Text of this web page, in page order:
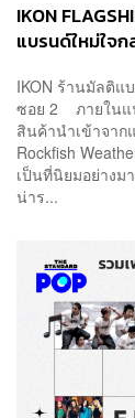
IKON
แบรนด์ใหม่ใจ
IKON ร้านมัลติแ
ซอย 2 ภายในแ
สินค้านำเข้าจา
Rockfish
เป็นที่นิยมอย่าง
น่าร...